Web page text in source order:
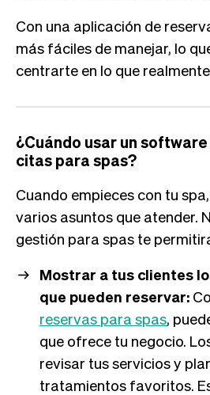
Con una aplicación de
más fáciles de manejar, lo
centrarte en lo que
¿Cuándo usar un
citas para spas?
Cuando empieces con tu
varios asuntos que atender.
gestión para spas te
Mostrar a tus clientes
que pueden reservar:
reservas para spas,
que ofrece tu negocio.
revisar tus servicios y
tratamientos favoritos.